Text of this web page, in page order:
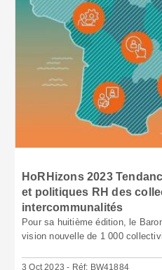
HoRHizons 2023
et politiques RH des
intercommunalités
Pour sa huitième édition, le
vision nouvelle de 1 000
3 Oct 2023 - Réf: BW41884